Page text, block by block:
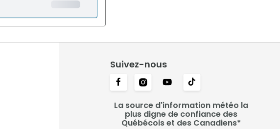
Suivez-nous
La source d'information météo la
plus digne de confiance des
Québécois et des Canadiens*